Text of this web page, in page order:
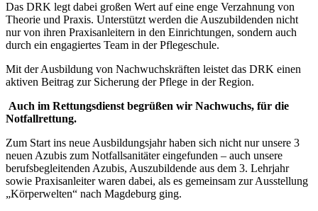
Das DRK legt dabei großen Wert auf eine enge Verzahnung von
Theorie und Praxis. Unterstützt werden die Auszubildenden nicht
nur von ihren Praxisanleitern in den Einrichtungen, sondern auch
durch ein engagiertes Team in der Pflegeschule.
Mit der Ausbildung von Nachwuchskräften leistet das DRK einen
aktiven Beitrag zur Sicherung der Pflege in der Region.
Auch im Rettungsdienst begrüßen wir Nachwuchs, für die
Notfallrettung.
Zum Start ins neue Ausbildungsjahr haben sich nicht nur unsere 3
neuen Azubis zum Notfallsanitäter eingefunden – auch unsere
berufsbegleitenden Azubis, Auszubildende aus dem 3. Lehrjahr
sowie Praxisanleiter waren dabei, als es gemeinsam zur Ausstellung
„Körperwelten“ nach Magdeburg ging.